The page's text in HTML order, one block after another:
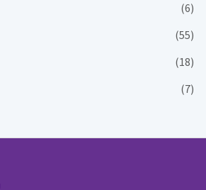
(6)
(55)
(18)
(7)